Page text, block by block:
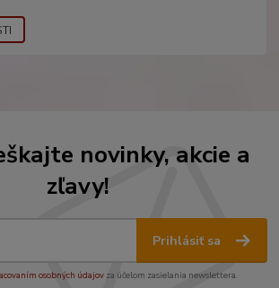
novinky, akcie a
zľavy!
Prihlásiť sa
osobných údajov za účelom zasielania newslettera.